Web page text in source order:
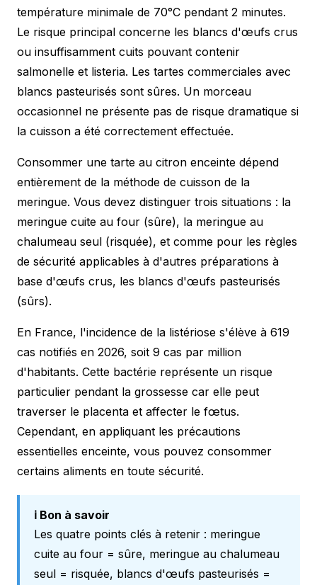
température minimale de 70°C pendant 2 minutes.
Le risque principal concerne les blancs d'œufs crus
ou insuffisamment cuits pouvant contenir
salmonelle et listeria. Les tartes commerciales avec
blancs pasteurisés sont sûres. Un morceau
occasionnel ne présente pas de risque dramatique si
la cuisson a été correctement effectuée.
Consommer une tarte au citron enceinte dépend
entièrement de la méthode de cuisson de la
meringue. Vous devez distinguer trois situations : la
meringue cuite au four (sûre), la meringue au
chalumeau seul (risquée), et comme pour les règles
de sécurité applicables à d'autres préparations à
base d'œufs crus, les blancs d'œufs pasteurisés
(sûrs).
En France, l'incidence de la listériose s'élève à 619
cas notifiés en 2026, soit 9 cas par million
d'habitants. Cette bactérie représente un risque
particulier pendant la grossesse car elle peut
traverser le placenta et affecter le fœtus.
Cependant, en appliquant les précautions
essentielles enceinte, vous pouvez consommer
certains aliments en toute sécurité.
ℹ️ Bon à savoir
Les quatre points clés à retenir : meringue
cuite au four = sûre, meringue au chalumeau
seul = risquée, blancs d'œufs pasteurisés =